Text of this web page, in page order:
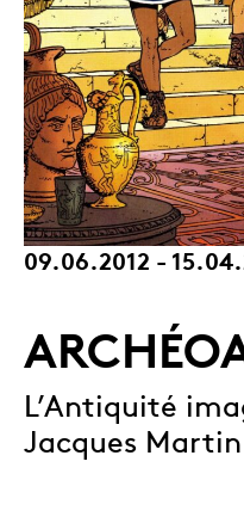
09.06.2012 -
L’Antiquité
Jacques Martin